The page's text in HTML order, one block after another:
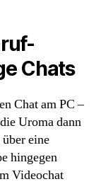
Chats
Chat am PC –
Uroma dann
eine
hingegen
Video­chat